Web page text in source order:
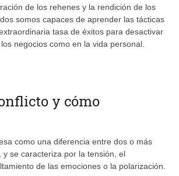
de los rehenes y la rendición de los
somos capaces de aprender las tácticas
tasa de éxitos para desactivar
negocios como en la vida personal.
y cómo
como una diferencia entre dos o más
y se caracteriza por la tensión, el
de las emociones o la polarización.